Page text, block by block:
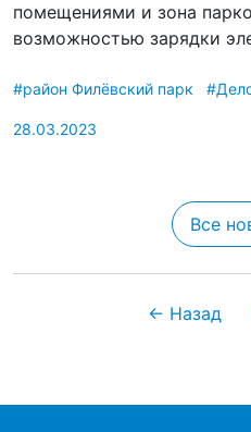
помещениями и зона
возможностью зарядки
#район Филёвский парк
28.03.2023
Все
← Назад